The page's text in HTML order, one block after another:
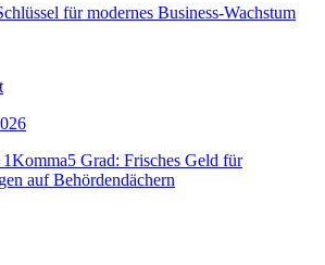
für modernes Business-Wachstum
Grad: Frisches Geld für
auf Behördendächern